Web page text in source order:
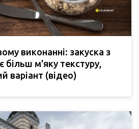
виконанні: закуска з
м'яку текстуру,
варіант (відео)